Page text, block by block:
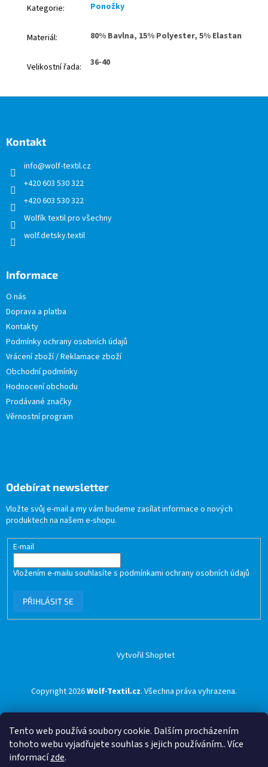
Tento web používá soubory cookie. Dalším procházením
tohoto webu vyjadřujete souhlas s jejich používáním.. Více
informacízde.
Kategorie: Ponožky
Materiál: 80% Bavlna, 15% Polyester, 5% Elastan
Velikostní řada: 36-40
Kontakt
info@wolf-textil.cz
+420 603 530 322
+420 603 530 322
Wolfík textil pro všechny
wolf.detsky.textil
Informace
O nás
Doprava a platba
Kontakty
Podmínky ochrany osobních údajů
Vrácení zboží / Reklamace zboží
Obchodní podmínky
Hodnocení obchodu
Prodávané značky
Věrnostní program
Odebírat newsletter
Vložte svůj e-mail a my vám budeme zasílat informace o nových
produktech na našem e-shopu.
E-mail
Vložením e-mailu souhlasíte s podmínkami ochrany osobních údajů
PŘIHLÁSIT SE
Vytvořil Shoptet
Copyright 2026Wolf-Textil.cz. Všechna práva vyhrazena.